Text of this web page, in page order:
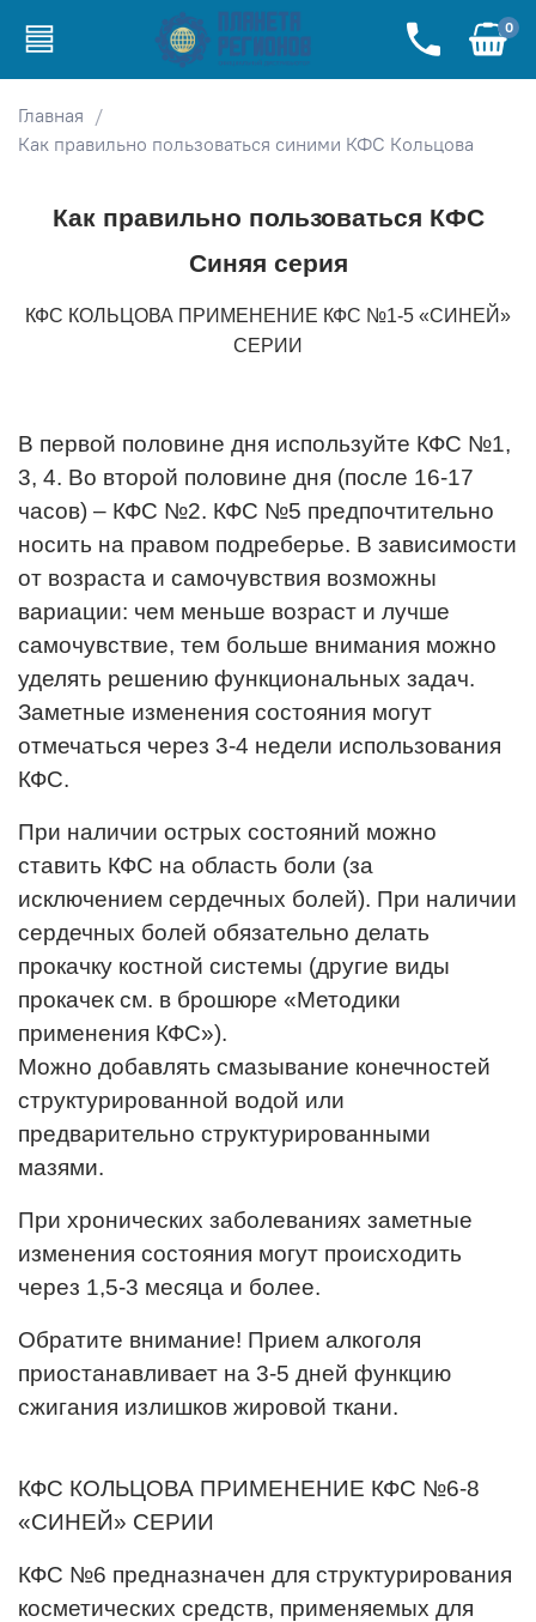
0
Главная
Как правильно пользоваться синими КФС Кольцова
Как правильно пользоваться КФС
Синяя серия
КФС КОЛЬЦОВА ПРИМЕНЕНИЕ КФС №1-5 «СИНЕЙ»
СЕРИИ
В первой половине дня используйте КФС №1,
3, 4. Во второй половине дня (после 16-17
часов) – КФС №2. КФС №5 предпочтительно
носить на правом подреберье. В зависимости
от возраста и самочувствия возможны
вариации: чем меньше возраст и лучше
самочувствие, тем больше внимания можно
уделять решению функциональных задач.
Заметные изменения состояния могут
отмечаться через 3-4 недели использования
КФС.
При наличии острых состояний можно
ставить КФС на область боли (за
исключением сердечных болей). При наличии
сердечных болей обязательно делать
прокачку костной системы (другие виды
прокачек см. в брошюре «Методики
применения КФС»).
Можно добавлять смазывание конечностей
структурированной водой или
предварительно структурированными
мазями.
При хронических заболеваниях заметные
изменения состояния могут происходить
через 1,5-3 месяца и более.
Обратите внимание! Прием алкоголя
приостанавливает на 3-5 дней функцию
сжигания излишков жировой ткани.
КФС КОЛЬЦОВА ПРИМЕНЕНИЕ КФС №6-8
«СИНЕЙ» СЕРИИ
КФС №6 предназначен для структурирования
косметических средств, применяемых для